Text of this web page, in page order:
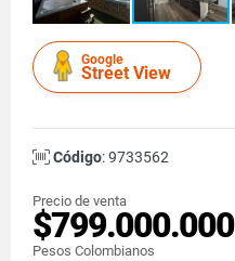
Google
Street View
Código: 9733562
Precio de venta
$799.000.000
Pesos Colombianos